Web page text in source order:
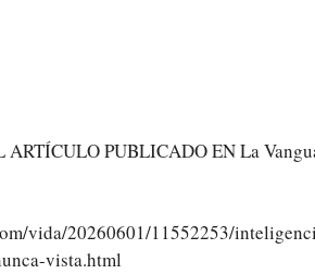
ARTÍCULO PUBLICADO EN La
vida/20260601/11552253/
vista.html